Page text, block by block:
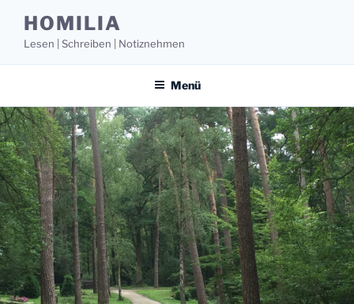
Inhalt
springen
HOMILIA
Lesen | Schreiben | Notiznehmen
Menü